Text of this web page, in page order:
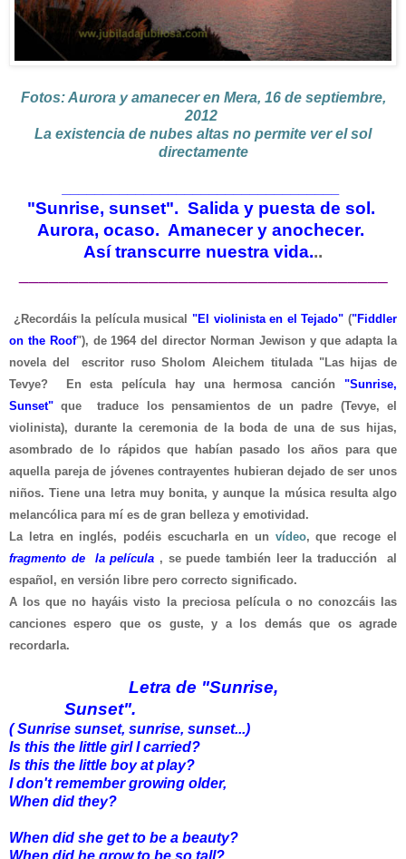
Fotos: Aurora y amanecer en Mera, 16 de septiembre,
2012
La existencia de nubes altas no permite ver el sol
directamente
"Sunrise, sunset". Salida y puesta de sol.
Aurora, ocaso. Amanecer y anochecer.
Así transcurre nuestra vida...
¿Recordáis la película musical"El violinista en el Tejado" ("Fiddler
on the Roof"), de 1964 del director Norman Jewison y que adapta la
novela del escritor ruso Sholom Aleichem titulada "Las hijas de
Tevye? En esta película hay una hermosa canción
"Sunrise,
Sunset"que traduce los pensamientos de un padre (Tevye, el
violinista), durante la ceremonia de la boda de una de sus hijas,
asombrado de lo rápidos que habían pasado los años para que
aquella pareja de jóvenes contrayentes hubieran dejado de ser unos
niños. Tiene una letra muy bonita, y aunque la música resulta algo
melancólica para mí es de gran belleza y emotividad.
La letra en inglés, podéis escucharla en un vídeo, que recoge el
fragmento de la película , se puede también leer la traducción al
español, en versión libre pero correcto significado.
A los que no hayáis visto la preciosa película o no conozcáis las
canciones espero que os guste, y a los demás que os agrade
recordarla.
Letra de "Sunrise,
Sunset".
( Sunrise sunset, sunrise, sunset...)
Is this the little girl I carried?
Is this the little boy at play?
I don't remember growing older,
When did they?
When did she get to be a beauty?